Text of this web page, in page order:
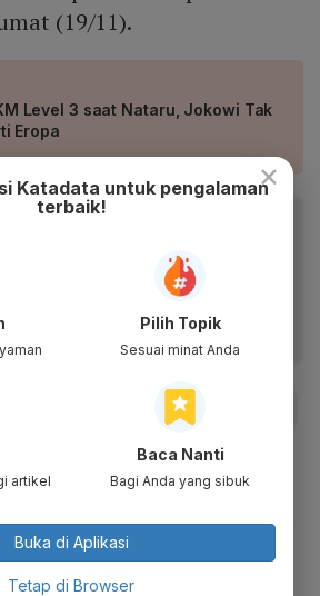
(19/11).
Level 3 saat Nataru, Jokowi Tak
Eropa
membaca lebih nyaman dan nikmati
lewat aplikasi mobile Katadata.
3 #Mal atau Pusat Perbelanjaan
Tahun Baru
×
Katadata untuk pengalaman
terbaik!
Pilih Topik
Sesuai minat Anda
artikel
Baca Nanti
Bagi Anda yang sibuk
Buka di Aplikasi
Tetap di Browser